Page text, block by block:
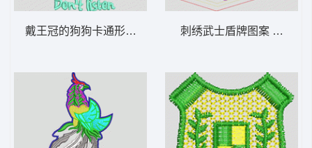
戴王冠的狗狗卡通形象 狗头 刺绣武士盾牌图案 口袋